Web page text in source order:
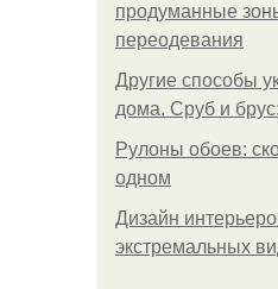
продуманные
переодевания
Другие способы
дома. Сруб и
Рулоны обоев:
одном
Дизайн
экстремальных